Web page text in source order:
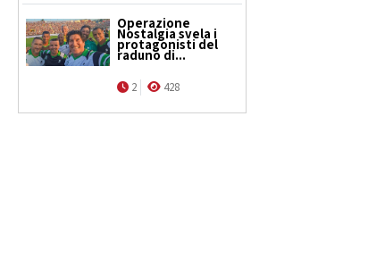
Operazione
Nostalgia svela i
protagonisti del
raduno di...
2 428